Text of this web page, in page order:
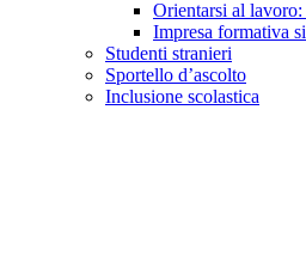
Orientarsi al
Impresa formativa
Studenti stranieri
Sportello d’ascolto
Inclusione scolastica